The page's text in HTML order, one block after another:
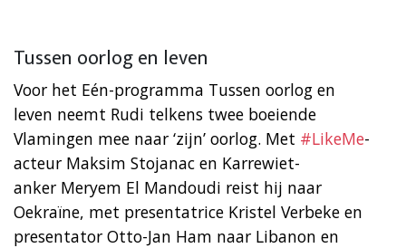
Tussen oorlog en leven
Voor het Eén-programma Tussen oorlog en
leven neemt Rudi telkens twee boeiende
Vlamingen mee naar ‘zijn’ oorlog. Met #LikeMe-
acteur Maksim Stojanac en Karrewiet-
anker Meryem El Mandoudi reist hij naar
Oekraïne, met presentatrice Kristel Verbeke en
presentator Otto-Jan Ham naar Libanon en